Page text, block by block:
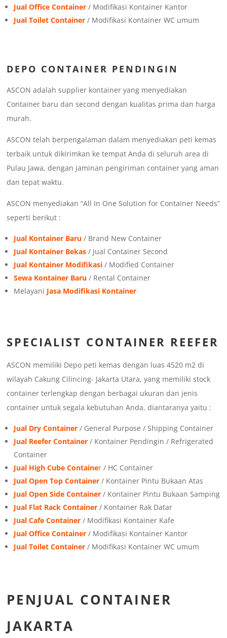
Jual Office Container / Modifikasi Kontainer Kantor
Jual Toilet Container / Modifikasi Kontainer WC umum
DEPO CONTAINER PENDINGIN
ASCON adalah supplier kontainer yang menyediakan
Container baru dan second dengan kualitas prima dan harga
murah.
ASCON telah berpengalaman dalam menyediakan peti kemas
terbaik untuk dikirimkan ke tempat Anda di seluruh area di
Pulau Jawa, dengan jaminan pengiriman container yang aman
dan tepat waktu.
ASCON menyediakan “All In One Solution for Container Needs”
seperti berikut :
Jual Kontainer Baru / Brand New Container
Jual Kontainer Bekas / Jual Container Second
Jual Kontainer Modifikasi / Modified Container
Sewa Kontainer Baru / Rental Container
Melayani Jasa Modifikasi Kontainer
SPECIALIST CONTAINER REEFER
ASCON memiliki Depo peti kemas dengan luas 4520 m2 di
wilayah Cakung Cilincing- Jakarta Utara, yang memiliki stock
container terlengkap dengan berbagai ukuran dan jenis
container untuk segala kebutuhan Anda, diantaranya yaitu :
Jual Dry Container / General Purpose / Shipping Container
Jual Reefer Container / Kontainer Pendingin / Refrigerated
Container
Jual High Cube Container / HC Container
Jual Open Top Container / Kontainer Pintu Bukaan Atas
Jual Open Side Container / Kontainer Pintu Bukaan Samping
Jual Flat Rack Container / Kontainer Rak Datar
Jual Cafe Container / Modifikasi Kontainer Kafe
Jual Office Container / Modifikasi Kontainer Kantor
Jual Toilet Container / Modifikasi Kontainer WC umum
PENJUAL CONTAINER
JAKARTA